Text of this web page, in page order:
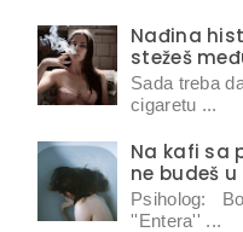
Nađina
stežeš
Sada treba
cigaretu ...
Na kafi sa
ne budeš u
Psiholog:
''Entera'' ...